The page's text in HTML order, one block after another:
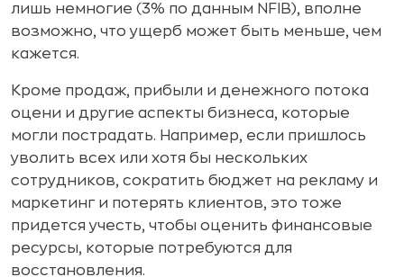
лишь немногие (3% по данным NFIB), вполне
возможно, что ущерб может быть меньше, чем
кажется.
Кроме продаж, прибыли и денежного потока
оцени и другие аспекты бизнеса, которые
могли пострадать. Например, если пришлось
уволить всех или хотя бы нескольких
сотрудников, сократить бюджет на рекламу и
маркетинг и потерять клиентов, это тоже
придется учесть, чтобы оценить финансовые
ресурсы, которые потребуются для
восстановления.